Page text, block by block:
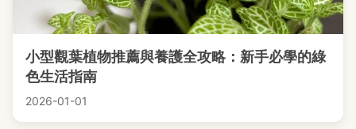
小型觀葉植物推薦與養護全攻略：新手必學的綠
色生活指南
2026-01-01